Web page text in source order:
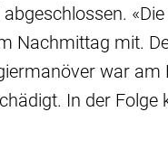
Nachmittag mit.
war am
In der Folge